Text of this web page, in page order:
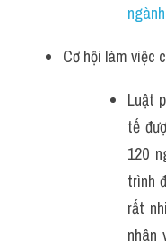
Cơ hội làm việc
Luật
tế
120
trình
rất
nhân